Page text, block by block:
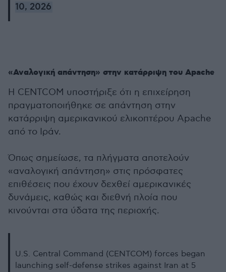
10, 2026
«Αναλογική απάντηση» στην κατάρριψη του Apache
Η CENTCOM υποστήριξε ότι η επιχείρηση
πραγματοποιήθηκε σε απάντηση στην
κατάρριψη αμερικανικού ελικοπτέρου Apache
από το Ιράν.
Όπως σημείωσε, τα πλήγματα αποτελούν
«αναλογική απάντηση» στις πρόσφατες
επιθέσεις που έχουν δεχθεί αμερικανικές
δυνάμεις, καθώς και διεθνή πλοία που
κινούνται στα ύδατα της περιοχής.
U.S. Central Command (CENTCOM) forces began
launching self-defense strikes against Iran at 5